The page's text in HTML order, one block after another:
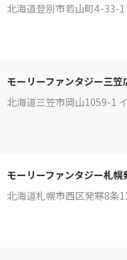
北海道登別市若山町4-33-
モーリーファンタジー三笠
北海道三笠市岡山1059-1
モーリーファンタジー札幌
北海道札幌市西区発寒8条